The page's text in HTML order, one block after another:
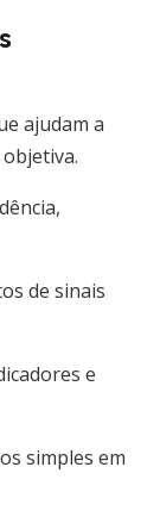
ajudam a
de sinais
e
simples em